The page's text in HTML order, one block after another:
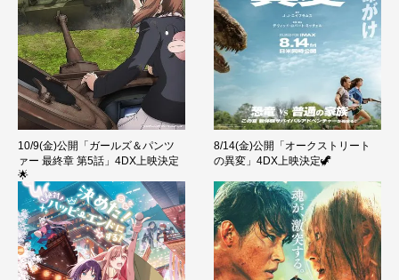
10/9(金)公開「ガールズ＆パンツ
ァー 最終章 第5話」4DX上映決定
🌟
8/14(金)公開「オークストリート
の異変」4DX上映決定🦖